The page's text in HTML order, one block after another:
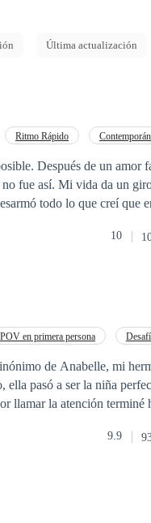
Última actualización
Ritmo Rápido
y creí que
de años
10
POV en primera persona
de Anabelle, mi
ella pasó a ser la niña
llamar la atención terminé
de él coqueteando
del pasado
9.9